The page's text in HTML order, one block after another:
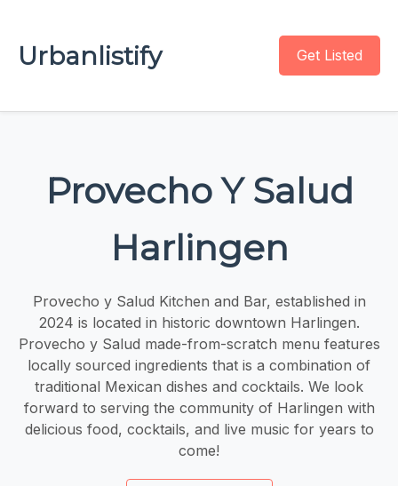
Urbanlistify Get Listed
Provecho Y Salud
Harlingen
Provecho y Salud Kitchen and Bar, established in
2024 is located in historic downtown Harlingen.
Provecho y Salud made-from-scratch menu features
locally sourced ingredients that is a combination of
traditional Mexican dishes and cocktails. We look
forward to serving the community of Harlingen with
delicious food, cocktails, and live music for years to
come!